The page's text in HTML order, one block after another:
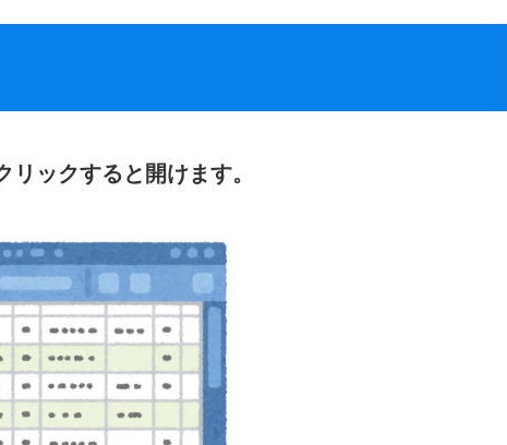
リックすると開けます。